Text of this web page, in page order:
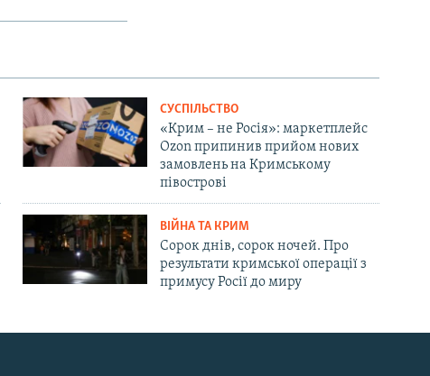
СУСПІЛЬСТВО
«Крим – не Росія»: маркетплейс
Ozon припинив прийом нових
замовлень на Кримському
півострові
ВІЙНА ТА КРИМ
Сорок днів, сорок ночей. Про
результати кримської операції з
примусу Росії до миру